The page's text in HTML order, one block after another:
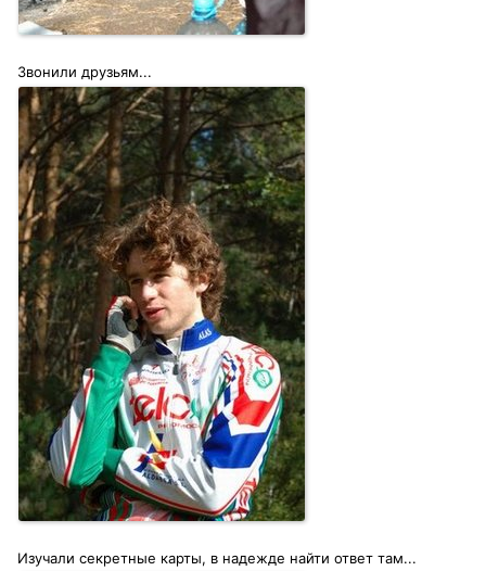
Звонили друзьям...
Изучали секретные карты, в надежде найти ответ там...